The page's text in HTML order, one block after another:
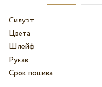
Силуэт
Цвета
Шлейф
Рукав
Срок пошива